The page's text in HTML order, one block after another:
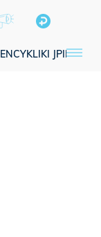
ENCYKLIKI JPII